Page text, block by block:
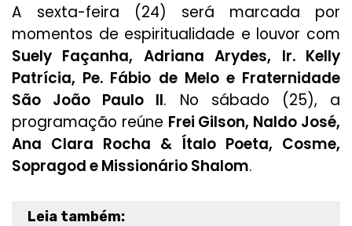
A sexta-feira (24) será marcada por
momentos de espiritualidade e louvor com
Suely Façanha, Adriana Arydes, Ir. Kelly
Patrícia, Pe. Fábio de Melo e Fraternidade
São João Paulo II. No sábado (25), a
programação reúne Frei Gilson, Naldo José,
Ana Clara Rocha & Ítalo Poeta, Cosme,
Sopragod e Missionário Shalom.
Leia também: